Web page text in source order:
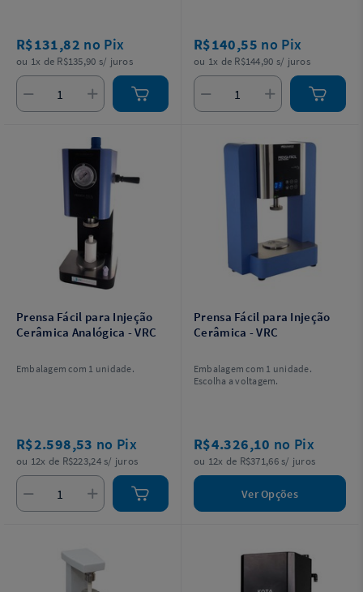
R$131,82 no Pix
ou 1x de R$135,90 s/ juros
R$140,55 no Pix
ou 1x de R$144,90 s/ juros
Prensa Fácil para Injeção
Cerâmica Analógica - VRC
Embalagem com 1 unidade.
R$2.598,53 no Pix
ou 12x de R$223,24 s/ juros
Prensa Fácil para Injeção
Cerâmica - VRC
Embalagem com 1 unidade.
Escolha a voltagem.
R$4.326,10 no Pix
ou 12x de R$371,66 s/ juros
Ver Opções